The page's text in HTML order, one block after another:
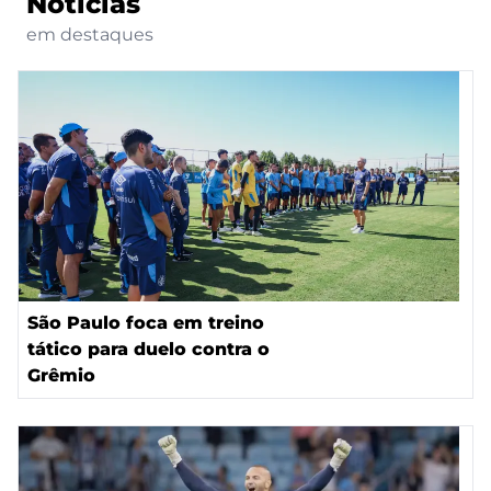
em destaques
São Paulo foca em treino
tático para duelo contra o
Grêmio